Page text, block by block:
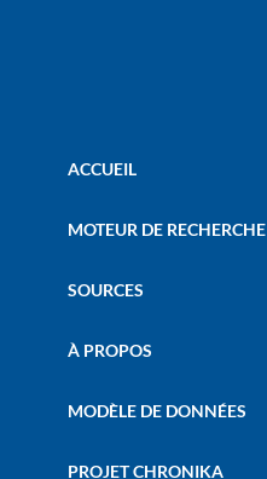
ACCUEIL
MOTEUR DE RECHERCHE
SOURCES
À PROPOS
MODÈLE DE DONNÉES
PROJET CHRONIKA